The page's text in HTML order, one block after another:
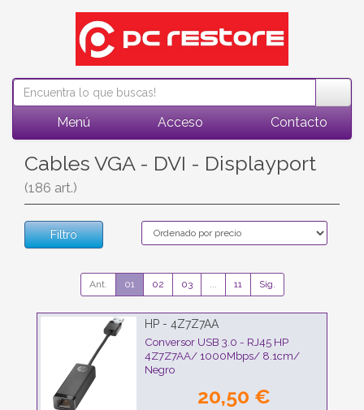
Menú Acceso Contacto
Cables VGA - DVI - Displayport
(186 art.)
Filtro
Ant. 01 02 03 ... 11 Sig.
HP - 4Z7Z7AA
Conversor USB 3.0 - RJ45 HP
4Z7Z7AA/ 1000Mbps/ 8.1cm/
Negro
20,50 €